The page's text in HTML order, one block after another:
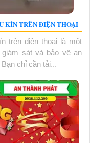
KÍN TRÊN ĐIỆN THOẠI
trên điện thoại là một
sát và bảo vệ an
chỉ cần tải...